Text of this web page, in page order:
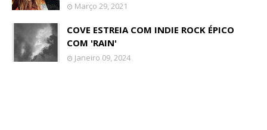
Março 29, 2021
COVE ESTREIA COM INDIE ROCK ÉPICO
COM 'RAIN'
Janeiro 09, 2024